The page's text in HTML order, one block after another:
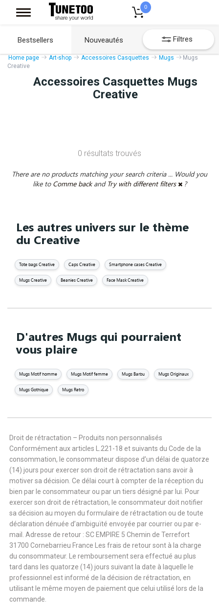
0
Bestsellers Nouveautés Filtres
Home page Art-shop Accessoires Casquettes Mugs
Mugs
Creative
Accessoires Casquettes Mugs
Creative
0 résultats trouvés
There are no products matching your search criteria ... Would you
like to Comme back and Try with different filters ?
Les autres univers sur le thème
du Creative
Tote bags Creative Caps Creative Smartphone cases Creative
Mugs Creative Beanies Creative Face Mask Creative
D'autres Mugs qui pourraient
vous plaire
Mugs Motif homme Mugs Motif femme Mugs Barbu Mugs Originaux
Mugs Gothique Mugs Retro
Droit de rétractation – Produits non personnalisés
Conformément aux articles L.221-18 et suivants du Code de la
consommation, le consommateur dispose d’un délai de quatorze
(14) jours pour exercer son droit de rétractation sans avoir à
motiver sa décision. Ce délai court à compter de la réception du
bien par le consommateur ou par un tiers désigné par lui. Pour
exercer son droit de rétractation, le consommateur doit notifier
sa décision au moyen du formulaire de rétractation ou de toute
déclaration dénuée d’ambiguïté envoyée par courrier ou par e-
mail. Adresse de retour : SC EMPIRE 5 Chemin de Terrefort
31700 Cornebarrieu France Les frais de retour sont à la charge
du consommateur. Le remboursement sera effectué au plus
tard dans les quatorze (14) jours suivant la date à laquelle le
professionnel est informé de la décision de rétractation, en
utilisant le même moyen de paiement que celui utilisé lors de la
commande.